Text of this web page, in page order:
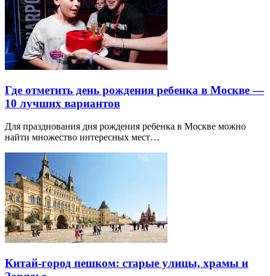
Где отметить день рождения ребенка в Москве —
10 лучших вариантов
Для празднования дня рождения ребенка в Москве можно
найти множество интересных мест…
Китай-город пешком: старые улицы, храмы и